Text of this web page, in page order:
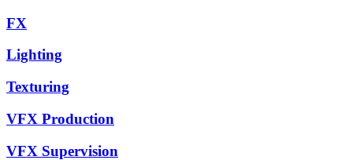
FX
Lighting
Texturing
VFX Production
VFX Supervision